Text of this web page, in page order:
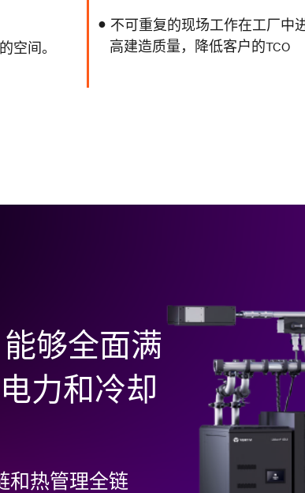
空间。
不可重复的现场工作在工厂中
高建造质量，降低客户的TCO
够全面满
力和冷却
和热管理全链